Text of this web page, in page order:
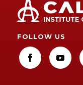
FOLLOW US